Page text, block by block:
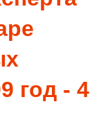
год - 4